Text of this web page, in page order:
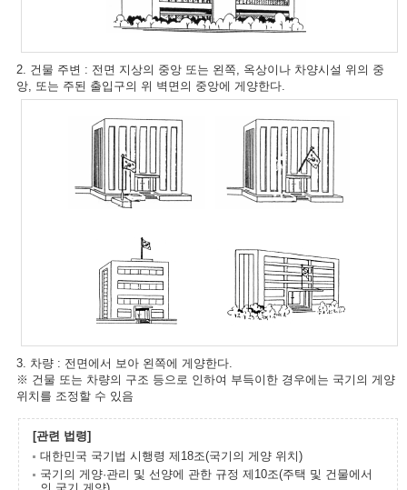
2. 건물 주변 : 전면 지상의 중앙 또는 왼쪽, 옥상이나 차양시설 위의 중
앙, 또는 주된 출입구의 위 벽면의 중앙에 게양한다.
3. 차량 : 전면에서 보아 왼쪽에 게양한다.
※ 건물 또는 차량의 구조 등으로 인하여 부득이한 경우에는 국기의 게양
위치를 조정할 수 있음
[관련 법령]
대한민국 국기법 시행령 제18조(국기의 게양 위치)
국기의 게양·관리 및 선양에 관한 규정 제10조(주택 및 건물에서